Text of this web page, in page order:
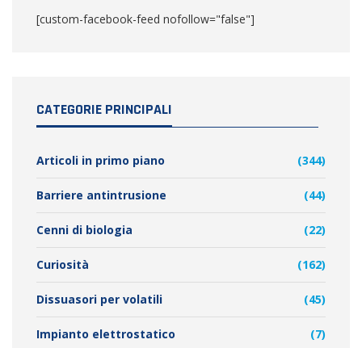
[custom-facebook-feed nofollow="false"]
CATEGORIE PRINCIPALI
Articoli in primo piano (344)
Barriere antintrusione (44)
Cenni di biologia (22)
Curiosità (162)
Dissuasori per volatili (45)
Impianto elettrostatico (7)